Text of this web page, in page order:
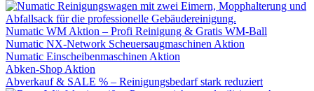
Numatic WM Aktion – Profi Reinigung & Gratis WM-Ball
Numatic NX-Network Scheuersaugmaschinen Aktion
Numatic Einscheibenmaschinen Aktion
Abken-Shop Aktion
Abverkauf & SALE % – Reinigungsbedarf stark reduziert